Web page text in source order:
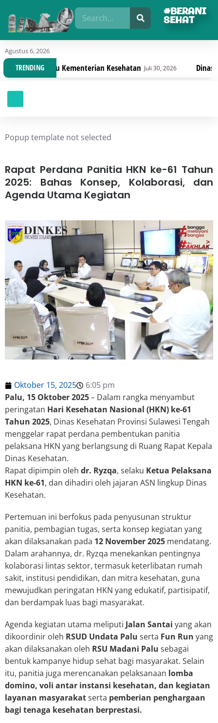
#BERANI
SEHAT
Agustus 6, 2026
TRENDING
Terbaru Kementerian Kesehatan Juli 30, 2026 Dinas
Popup template not selected
Rapat Perdana Panitia HKN ke-61 Tahun
2025: Bahas Konsep, Kolaborasi, dan
Agenda Utama Kegiatan
Oktober 15, 2025
6:05 pm
Palu, 15 Oktober 2025– Dalam rangka menyambut
peringatan Hari Kesehatan Nasional (HKN) ke-61
Tahun 2025, Dinas Kesehatan Provinsi Sulawesi Tengah
menggelar rapat perdana pembentukan panitia
pelaksana HKN yang berlangsung di Ruang Rapat Kepala
Dinas Kesehatan.
Rapat dipimpin oleh dr. Ryzqa, selaku Ketua Pelaksana
HKN ke-61, dan dihadiri oleh jajaran ASN lingkup Dinas
Kesehatan.
Pertemuan ini berfokus pada penyusunan struktur
panitia, pembagian tugas, serta konsep kegiatan yang
akan dilaksanakan pada 12 November 2025 mendatang.
Dalam arahannya, dr. Ryzqa menekankan pentingnya
kolaborasi lintas sektor, termasuk keterlibatan rumah
sakit, institusi pendidikan, dan mitra kesehatan, guna
mewujudkan peringatan HKN yang edukatif, partisipatif,
dan berdampak luas bagi masyarakat.
Agenda kegiatan utama meliputi Jalan Santai yang akan
dikoordinir oleh RSUD Undata Palu serta Fun Run yang
akan dilaksanakan oleh RSU Madani Palu sebagai
bentuk kampanye hidup sehat bagi masyarakat. Selain
itu, panitia juga merencanakan pelaksanaan lomba
domino, voli antar instansi kesehatan, dan kegiatan
layanan masyarakatserta pemberian penghargaan
bagi tenaga kesehatan berprestasi.